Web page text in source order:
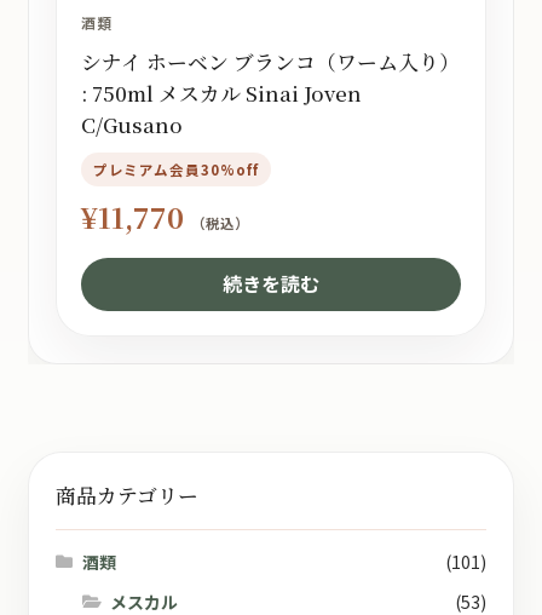
酒類
シナイ ホーベン ブランコ（ワーム入り）
: 750ml メスカル Sinai Joven
C/Gusano
プレミアム会員30%off
¥11,770 （税込）
続きを読む
商品カテゴリー
酒類
(101)
メスカル
(53)